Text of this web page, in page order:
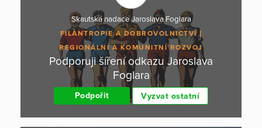
Skautská nadace Jaroslava Foglara
FILANTROPIE A DOBROVOLNICTVÍ
REGIONÁLNÍ A KOMUNITNÍ ROZVOJ
Podporuji šíření odkazu Jaroslava
Foglara
Podpořit Vyzvat ostatní